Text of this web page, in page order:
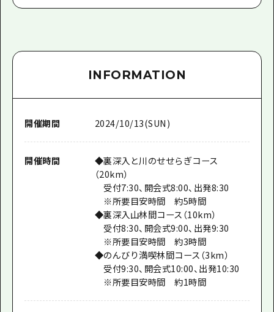
INFORMATION
開催期間 2024/10/13(SUN)
開催時間
◆裏深入と川のせせらぎコース
（20km）
受付7:30、開会式8:00、出発8:30
※所要目安時間 約5時間
◆裏深入山林間コース（10km）
受付8:30、開会式9:00、出発9:30
※所要目安時間 約3時間
◆のんびり満喫林間コース（3km）
受付9:30、開会式10:00、出発10:30
※所要目安時間 約1時間